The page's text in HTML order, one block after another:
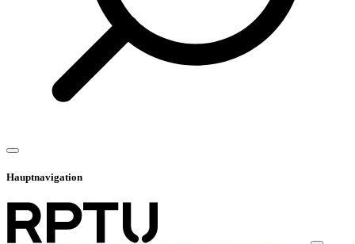
Hauptnavigation